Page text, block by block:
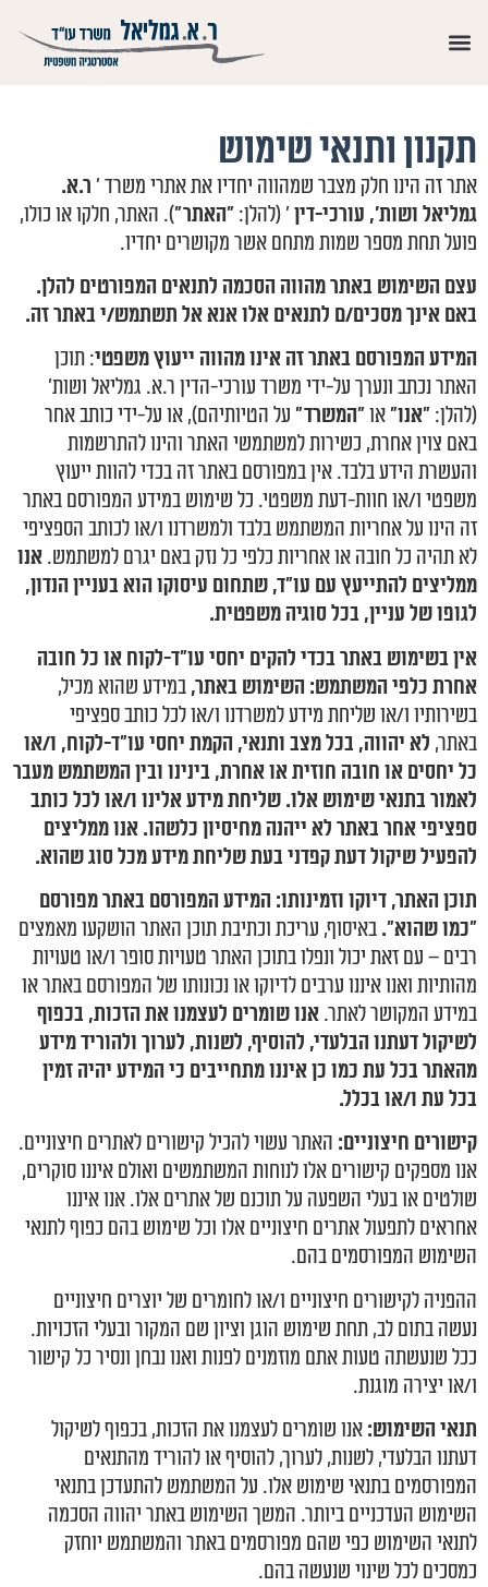
תקנון ותנאי שימוש
אתר זה הינו חלק מצבר שמהווה יחדיו את אתרי משרד ' ר.א.
גמליאל ושות', עורכי-דין' (להלן: "האתר"). האתר, חלקו או כולו,
פועל תחת מספר שמות מתחם אשר מקושרים יחדיו.
עצם השימוש באתר מהווה הסכמה לתנאים המפורטים להלן.
באם אינך מסכים/ם לתנאים אלו אנא אל תשתמש/י באתר זה.
המידע המפורסם באתר זה אינו מהווה ייעוץ משפטי: תוכן
האתר נכתב ונערך על-ידי משרד עורכי-הדין ר.א. גמליאל ושות'
(להלן: "אנו"או"המשרד" על הטיותיהם), או על-ידי כותב אחר
באם צוין אחרת, כשירות למשתמשי האתר והינו להתרשמות
והעשרת הידע בלבד. אין במפורסם באתר זה בכדי להוות ייעוץ
משפטי ו/או חוות-דעת משפטי. כל שימוש במידע המפורסם באתר
זה הינו על אחריות המשתמש בלבד ולמשרדנו ו/או לכותב הספציפי
לא תהיה כל חובה או אחריות כלפי כל נזק באם יגרם למשתמש. אנו
ממליצים להתייעץ עם עו"ד, שתחום עיסוקו הוא בעניין הנדון,
לגופו של עניין, בכל סוגיה משפטית.
אין בשימוש באתר בכדי להקים יחסי עו"ד-לקוח או כל חובה
אחרת כלפי המשתמש: השימוש באתר, במידע שהוא מכיל,
בשירותיו ו/או שליחת מידע למשרדנו ו/או לכל כותב ספציפי
באתר, לא יהווה, בכל מצב ותנאי, הקמת יחסי עו"ד-לקוח, ו/או
כל יחסים או חובה חוזית או אחרת, בינינו ובין המשתמש מעבר
לאמור בתנאי שימוש אלו. שליחת מידע אלינו ו/או לכל כותב
ספציפי אחר באתר לא ייהנה מחיסיון כלשהו. אנו ממליצים
להפעיל שיקול דעת קפדני בעת שליחת מידע מכל סוג שהוא.
תוכן האתר, דיוקו וזמינותו: המידע המפורסם באתר מפורסם
"כמו שהוא". באיסוף, עריכת וכתיבת תוכן האתר הושקעו מאמצים
רבים – עם זאת יכול ונפלו בתוכן האתר טעויות סופר ו/או טעויות
מהותיות ואנו איננו ערבים לדיוקו או נכונותו של המפורסם באתר או
במידע המקושר לאתר. אנו שומרים לעצמנו את הזכות, בכפוף
לשיקול דעתנו הבלעדי, להוסיף, לשנות, לערוך ולהוריד מידע
מהאתר בכל עת כמו כן איננו מתחייבים כי המידע יהיה זמין
בכל עת ו/או בכלל.
קישורים חיצוניים: האתר עשוי להכיל קישורים לאתרים חיצוניים.
אנו מספקים קישורים אלו לנוחות המשתמשים ואולם איננו סוקרים,
שולטים או בעלי השפעה על תוכנם של אתרים אלו. אנו איננו
אחראים לתפעול אתרים חיצוניים אלו וכל שימוש בהם כפוף לתנאי
השימוש המפורסמים בהם.
ההפניה לקישורים חיצוניים ו/או לחומרים של יוצרים חיצוניים
נעשה בתום לב, תחת שימוש הוגן וציון שם המקור ובעלי הזכויות.
ככל שנעשתה טעות אתם מוזמנים לפנות ואנו נבחן ונסיר כל קישור
ו/או יצירה מוגנת.
תנאי השימוש: אנו שומרים לעצמנו את הזכות, בכפוף לשיקול
דעתנו הבלעדי, לשנות, לערוך, להוסיף או להוריד מהתנאים
המפורסמים בתנאי שימוש אלו. על המשתמש להתעדכן בתנאי
השימוש העדכניים ביותר. המשך השימוש באתר יהווה הסכמה
לתנאי השימוש כפי שהם מפורסמים באתר והמשתמש יוחזק
כמסכים לכל שינוי שנעשה בהם.